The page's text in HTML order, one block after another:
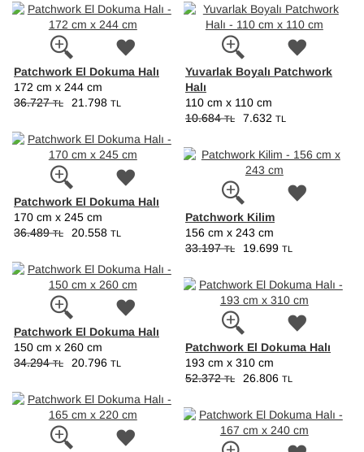
Patchwork El Dokuma Halı
172 cm x 244 cm
36.727TL 21.798 TL
Yuvarlak Boyalı Patchwork
Halı
110 cm x 110 cm
10.684TL 7.632 TL
Patchwork El Dokuma Halı
170 cm x 245 cm
36.489TL 20.558 TL
Patchwork Kilim
156 cm x 243 cm
33.197TL 19.699 TL
Patchwork El Dokuma Halı
150 cm x 260 cm
34.294TL 20.796 TL
Patchwork El Dokuma Halı
193 cm x 310 cm
52.372TL 26.806 TL